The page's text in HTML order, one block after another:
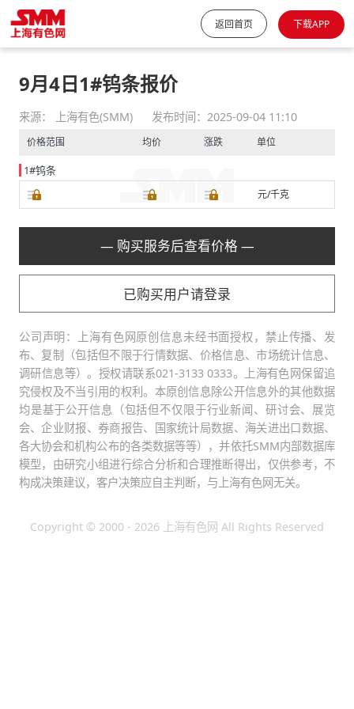
返回首页 下载APP
9月4日1#钨条报价
来源： 上海有色(SMM) 发布时间：2025-09-04 11:10
价格范围 均价 涨跌 单位
1#钨条
元/千克
— 购买服务后查看价格 —
已购买用户请登录
公司声明：上海有色网原创信息未经书面授权，禁止传播、发
布、复制（包括但不限于行情数据、价格信息、市场统计信息、
调研信息等）。授权请联系021-3133 0333。上海有色网保留追
究侵权及不当引用的权利。本原创信息除公开信息外的其他数据
均是基于公开信息（包括但不仅限于行业新闻、研讨会、展览
会、企业财报、券商报告、国家统计局数据、海关进出口数据、
各大协会和机构公布的各类数据等等），并依托SMM内部数据库
模型，由研究小组进行综合分析和合理推断得出，仅供参考，不
构成决策建议，客户决策应自主判断，与上海有色网无关。
Copyright © 2000 - 2026 上海有色网 All Rights Reserved